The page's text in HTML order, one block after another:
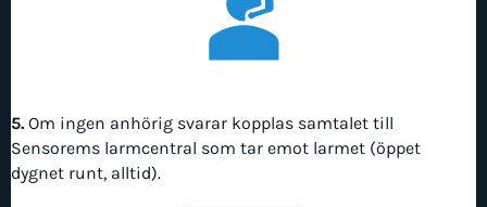
5.Om ingen anhörig svarar kopplas samtalet till
Sensorems larmcentral som tar emot larmet (öppet
dygnet runt, alltid).